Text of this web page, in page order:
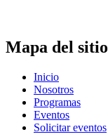
Mapa del sitio
Inicio
Nosotros
Programas
Eventos
Solicitar eventos